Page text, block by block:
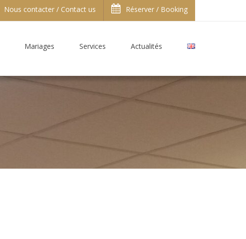
Nous contacter / Contact us Réserver / Booking
Mariages Services Actualités